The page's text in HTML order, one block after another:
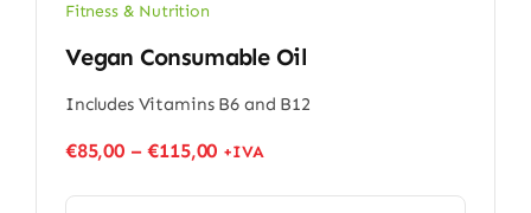
Fitness & Nutrition
Vegan Consumable Oil
Includes Vitamins B6 and B12
€85,00–€115,00 +IVA